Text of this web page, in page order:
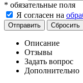
* обязательные поля
Я согласен на
Сбросить
Описание
Отзывы
Задать вопрос
Дополнительно